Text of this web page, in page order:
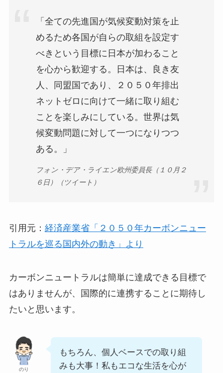
「全ての先進国が気候変動対策を止
めるため各国が自らの取組を設定す
べきという目標に日本が加わること
を心から歓迎する。日本は、良き友
人、同盟国であり、２０５０年排出
ネットゼロに向けて一緒に取り組む
ことを楽しみにしている。世界は気
候変動問題に対して一つになりつつ
ある。」
フォン・デア・ライエン欧州委員長（１０月２
６日）（ツイート）
引用元： 経済産業省「２０５０年カーボンニュー
トラルを巡る国内外の動き」より
カーボンニュートラルは簡単に達成できる目標で
はありませんが、国際的に連携することに期待し
たいと思います。
のり
もちろん、個人ベースでの取り組
みも大事！私もエコな生活を心が